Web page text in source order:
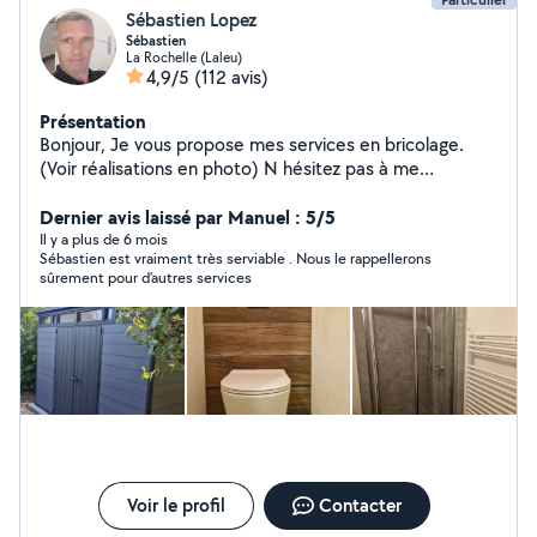
Sébastien Lopez
Sébastien
La Rochelle (Laleu)
4,9/5 (112 avis)
Présentation
Bonjour, Je vous propose mes services en bricolage.
(Voir réalisations en photo) N hésitez pas à me
Dernier avis laissé par Manuel : 5/5
Il y a plus de 6 mois
Sébastien est vraiment très serviable . Nous le rappellerons
sûrement pour d’autres services
Voir le profil Contacter